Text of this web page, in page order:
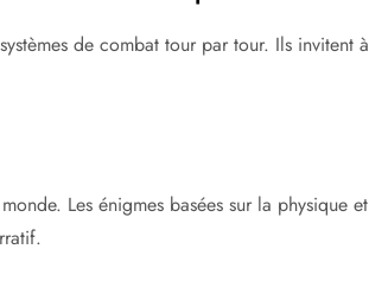
de combat tour par tour. Ils invitent à
Les énigmes basées sur la physique et